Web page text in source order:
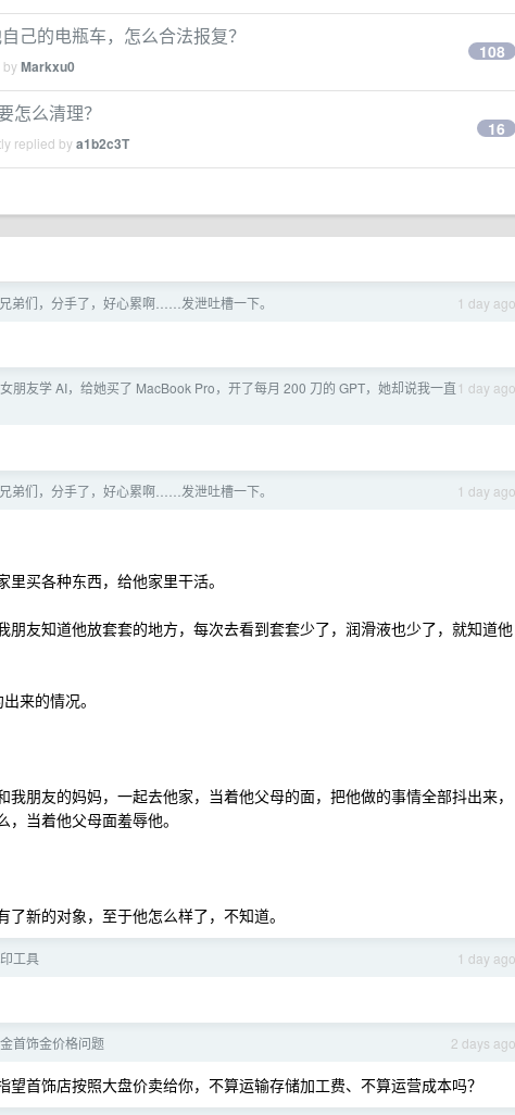
己的电瓶车，怎么合法报复？
byMarkxu0
108
怎么清理？
replied bya1b2c3T
16
1 day ago
兄弟们，分手了，好心累啊……发泄吐槽一下。
1 day ago
朋友学 AI，给她买了 MacBook Pro，开了每月 200 刀的 GPT，她却说我一直
1 day ago
兄弟们，分手了，好心累啊……发泄吐槽一下。
买各种东西，给他家里干活。
朋友知道他放套套的地方，每次去看到套套少了，润滑液也少了，就知道他
来的情况。
朋友的妈妈，一起去他家，当着他父母的面，把他做的事情全部抖出来，
当着他父母面羞辱他。
新的对象，至于他怎么样了，不知道。
1 day ago
工具
2 days ago
首饰金价格问题
首饰店按照大盘价卖给你，不算运输存储加工费、不算运营成本吗？